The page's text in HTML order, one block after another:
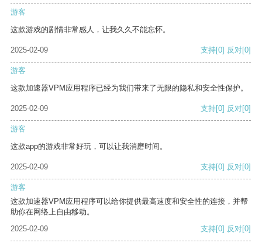
游客
这款游戏的剧情非常感人，让我久久不能忘怀。
2025-02-09 支持[0] 反对[0]
游客
这款加速器VPM应用程序已经为我们带来了无限的隐私和安全性保护。
2025-02-09 支持[0] 反对[0]
游客
这款app的游戏非常好玩，可以让我消磨时间。
2025-02-09 支持[0] 反对[0]
游客
这款加速器VPM应用程序可以给你提供最高速度和安全性的连接，并帮
助你在网络上自由移动。
2025-02-09
支持[0] 反对[0]